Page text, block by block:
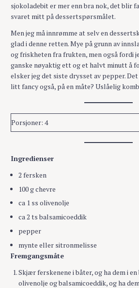
sjokoladebit er mer enn bra nok, det blir
svaret mitt på dessertspørsmålet.
Men jeg må innrømme at selv en
glad i denne retten. Mye på grunn av
og friskheten fra frukten, men også fordi
ganske nøyaktig ett og et halvt minutt å
elsker jeg det siste drysset av pepper.
litt fancy også, på en måte? Uslåelig
Porsjoner: 4
Ingredienser
2 fersken
100 g chevre
ca 1 ss olivenolje
ca 2 ts balsamicoeddik
pepper
mynte eller sitronmelisse
Fremgangsmåte
Skjær ferskenene i båter, og ha dem i
olivenolje og balsamicoeddik, og ha